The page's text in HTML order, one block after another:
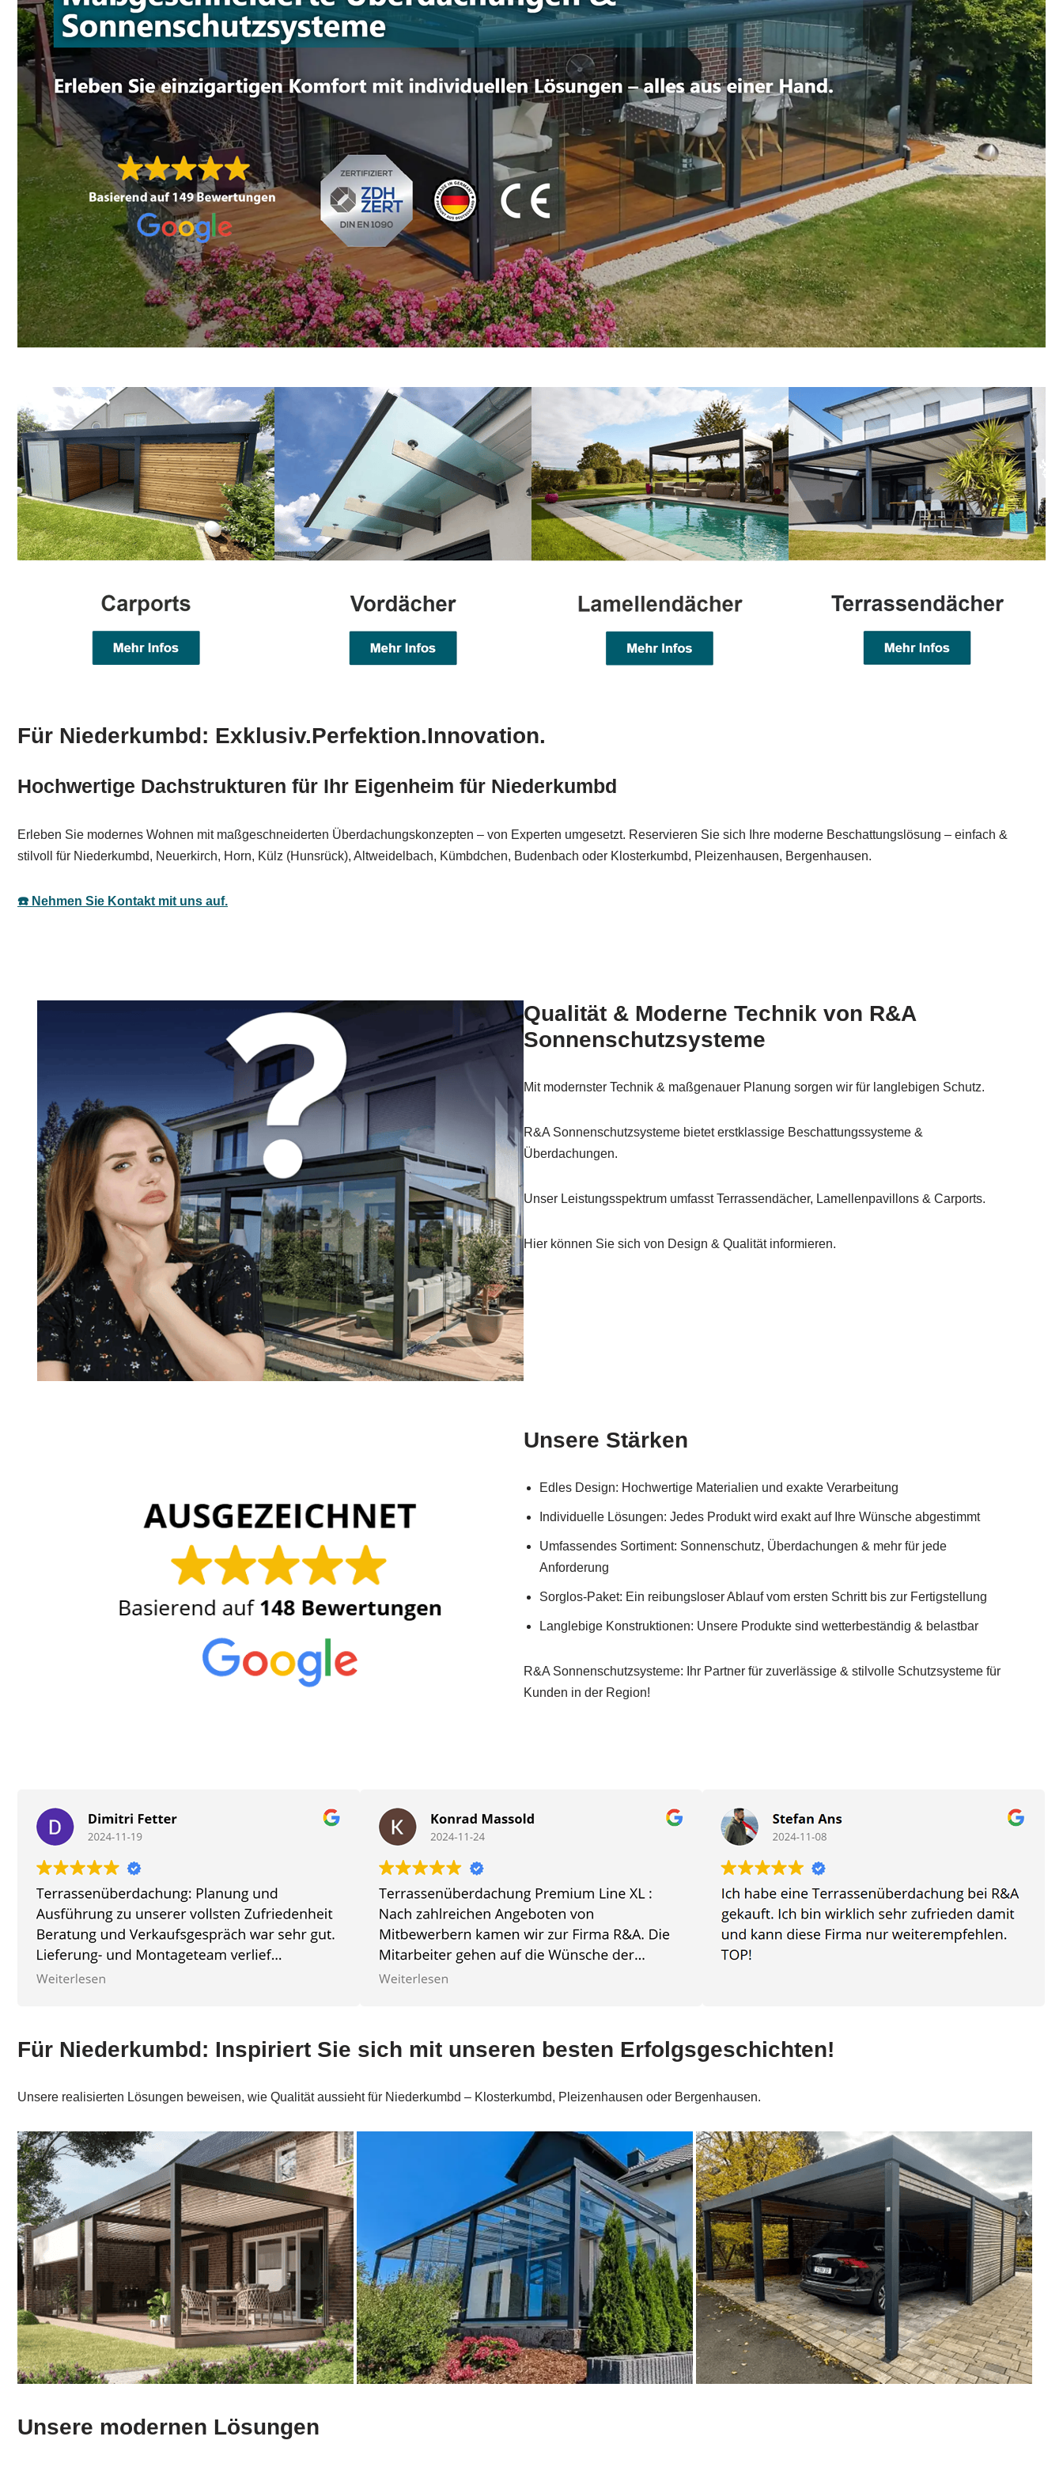
Für Niederkumbd: Exklusiv.Perfektion.Innovation.
Hochwertige Dachstrukturen für Ihr Eigenheim für Niederkumbd
Erleben Sie modernes Wohnen mit maßgeschneiderten Überdachungskonzepten – von Experten umgesetzt. Reservieren Sie sich Ihre moderne Beschattungslösung – einfach &
stilvoll für Niederkumbd, Neuerkirch, Horn, Külz (Hunsrück), Altweidelbach, Kümbdchen, Budenbach oder Klosterkumbd, Pleizenhausen, Bergenhausen.
☎️ Nehmen Sie Kontakt mit uns auf.
Qualität & Moderne Technik von R&A
Sonnenschutzsysteme
Mit modernster Technik & maßgenauer Planung sorgen wir für langlebigen Schutz.
R&A Sonnenschutzsysteme bietet erstklassige Beschattungssysteme &
Überdachungen.
Unser Leistungsspektrum umfasst Terrassendächer, Lamellenpavillons & Carports.
Hier können Sie sich von Design & Qualität informieren.
Unsere Stärken
Edles Design: Hochwertige Materialien und exakte Verarbeitung
Individuelle Lösungen: Jedes Produkt wird exakt auf Ihre Wünsche abgestimmt
Umfassendes Sortiment: Sonnenschutz, Überdachungen & mehr für jede
Anforderung
Sorglos-Paket: Ein reibungsloser Ablauf vom ersten Schritt bis zur Fertigstellung
Langlebige Konstruktionen: Unsere Produkte sind wetterbeständig & belastbar
R&A Sonnenschutzsysteme: Ihr Partner für zuverlässige & stilvolle Schutzsysteme für
Kunden in der Region!
Für Niederkumbd: Inspiriert Sie sich mit unseren besten Erfolgsgeschichten!
Unsere realisierten Lösungen beweisen, wie Qualität aussieht für Niederkumbd – Klosterkumbd, Pleizenhausen oder Bergenhausen.
Unsere modernen Lösungen